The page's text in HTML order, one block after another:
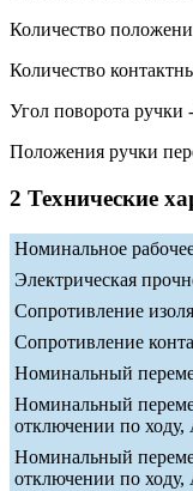
Количество
Количество
Угол поворота ручки
Положения ручки
2 Технические
Номинальное
Электрическая
Сопротивление
Сопротивление
Номинальный
Номинальный
отключении по ходу,
Номинальный
отключении по ходу,